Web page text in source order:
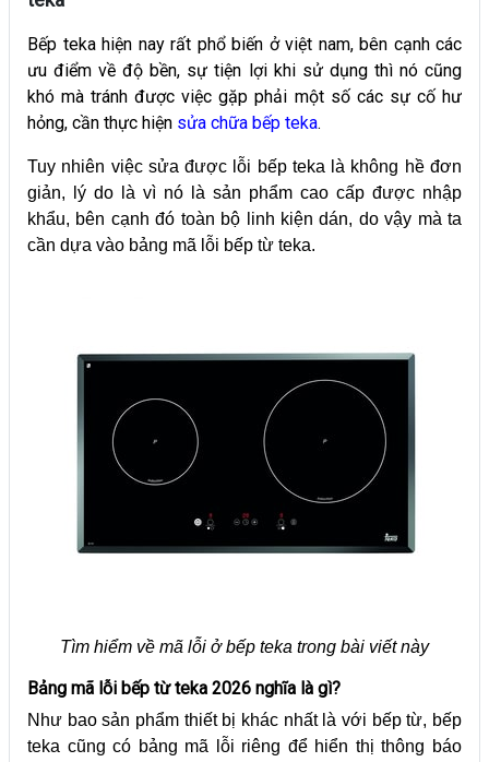
Bếp teka hiện nay rất phổ biến ở việt nam, bên cạnh các
ưu điểm về độ bền, sự tiện lợi khi sử dụng thì nó cũng
khó mà tránh được việc gặp phải một số các sự cố hư
hỏng, cần thực hiện sửa chữa bếp teka.
Tuy nhiên việc sửa được lỗi bếp teka là không hề đơn
giản, lý do là vì nó là sản phẩm cao cấp được nhập
khẩu, bên cạnh đó toàn bộ linh kiện dán, do vậy mà ta
cần dựa vào bảng mã lỗi bếp từ teka.
Tìm hiểm về mã lỗi ở bếp teka trong bài viết này
Bảng mã lỗi bếp từ teka 2026 nghĩa là gì?
Như bao sản phẩm thiết bị khác nhất là với bếp từ, bếp
teka cũng có bảng mã lỗi riêng để hiển thị thông báo